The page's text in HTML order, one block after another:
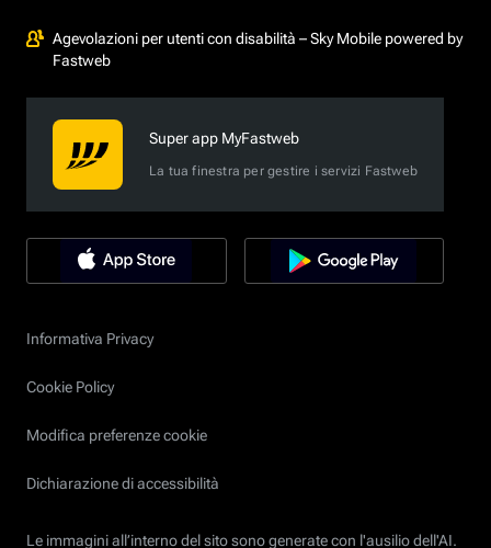
Agevolazioni per utenti con disabilità – Sky Mobile powered by
Fastweb
Super app MyFastweb
La tua finestra per gestire i servizi Fastweb
Informativa Privacy
Cookie Policy
Modifica preferenze cookie
Dichiarazione di accessibilità
Le immagini all’interno del sito sono generate con l'ausilio dell'AI.